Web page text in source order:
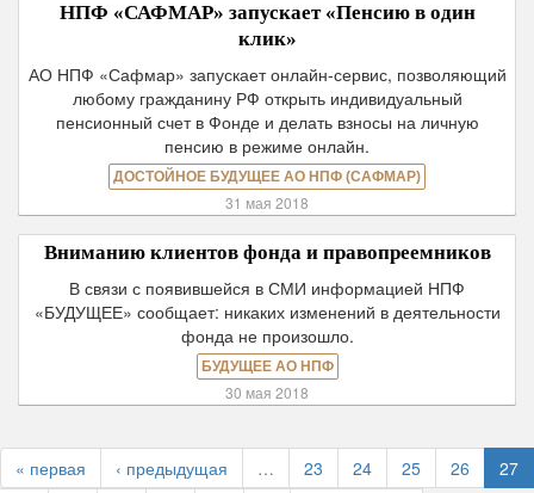
НПФ «САФМАР» запускает «Пенсию в один
клик»
АО НПФ «Сафмар» запускает онлайн-сервис, позволяющий
любому гражданину РФ открыть индивидуальный
пенсионный счет в Фонде и делать взносы на личную
пенсию в режиме онлайн.
ДОСТОЙНОЕ БУДУЩЕЕ АО НПФ (САФМАР)
31 мая 2018
Вниманию клиентов фонда и правопреемников
В связи с появившейся в СМИ информацией НПФ
«БУДУЩЕЕ» сообщает: никаких изменений в деятельности
фонда не произошло.
БУДУЩЕЕ АО НПФ
30 мая 2018
« первая ‹ предыдущая … 23 24 25 26
27